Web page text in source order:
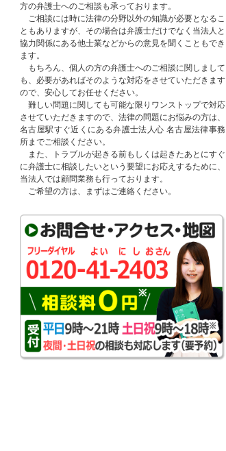
方の弁護士へのご相談も承っております。
ご相談には時に法律の分野以外の知識が必要となるこ
ともありますが、その場合は弁護士だけでなく当法人と
協力関係にある他士業などからの意見を聞くこともでき
ます。
もちろん、個人の方の弁護士へのご相談に関しまして
も、必要があればそのような対応をさせていただきます
ので、安心してお任せください。
難しい問題に関しても可能な限りワンストップで対応
させていただきますので、法律の問題にお悩みの方は、
名古屋駅すぐ近くにある弁護士法人心 名古屋法律事務
所までご相談ください。
また、トラブルが起きる前もしくは起きたあとにすぐ
に弁護士に相談したいという要望にお応えするために、
当法人では顧問業務も行っております。
ご希望の方は、まずはご連絡ください。